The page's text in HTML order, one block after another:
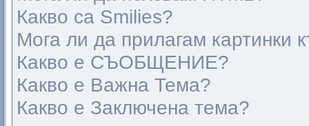
Какво са Smilies?
Мога ли да прилагам картинки
Какво е СЪОБЩЕНИЕ?
Какво е Важна Тема?
Какво е Заключена тема?